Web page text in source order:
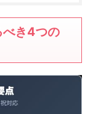
べき4つの